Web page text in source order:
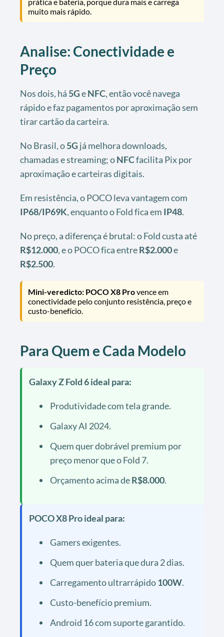
muito mais rápido.
Analise: Conectividade e
Preço
Nos dois, há 5GeNFC, então você navega
rápido e faz pagamentos por aproximação sem
tirar cartão da carteira.
No Brasil, o5G já melhora downloads,
chamadas e streaming; oNFCfacilita Pix por
aproximação e carteiras digitais.
Em resistência, o POCO leva vantagem com
IP68/IP69K, enquanto o Fold fica em IP48.
No preço, a diferença é brutal: o Fold custa até
R$12.000, e o POCO fica entreR$2.000e
R$2.500.
Mini-veredicto: POCO X8 Provence em
conectividade pelo conjunto resistência, preço e
custo-benefício.
Para Quem e Cada Modelo
Galaxy Z Fold 6 ideal para:
Produtividade com tela grande.
Galaxy AI 2024.
Quem quer dobrável premium por
preço menor que o Fold 7.
Orçamento acima deR$8.000.
POCO X8 Pro ideal para:
Gamers exigentes.
Quem quer bateria que dura 2 dias.
Carregamento ultrarrápido100W.
Custo-benefício premium.
Android 16 com suporte garantido.